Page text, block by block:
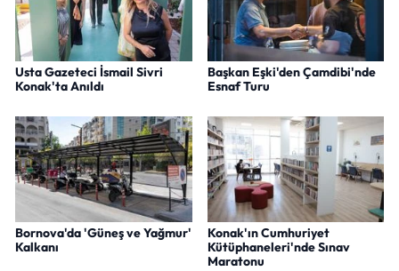
Usta Gazeteci İsmail Sivri
Konak'ta Anıldı
Başkan Eşki'den Çamdibi'nde
Esnaf Turu
Bornova'da 'Güneş ve Yağmur'
Kalkanı
Konak'ın Cumhuriyet
Kütüphaneleri'nde Sınav
Maratonu